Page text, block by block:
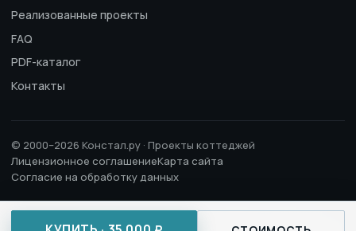
Реализованные проекты
FAQ
PDF-каталог
Контакты
© 2000–2026 Констал.ру · Проекты коттеджей
Лицензионное соглашениеКарта сайта
Согласие на обработку данных
Сайт носит информационный характер и не является публичной
офертой (ст. 437 ГК РФ), за исключением
лицензионного соглашения